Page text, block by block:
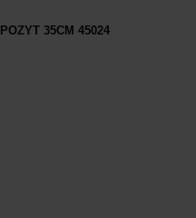
35CM 45024